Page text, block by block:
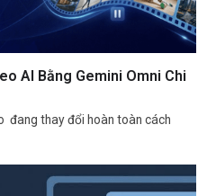
AI Bằng Gemini Omni Chi
đang thay đổi hoàn toàn cách